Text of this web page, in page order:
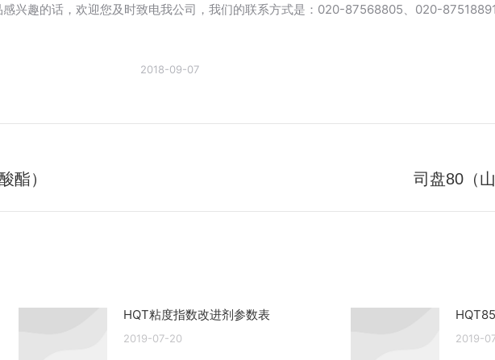
兴趣的话，欢迎您及时致电我公司，我们的联系方式是：020-87568805、020-
2018-09-07
酯） 司盘80（
HQT粘度指数改进剂参数表
2019-07-20 2019-